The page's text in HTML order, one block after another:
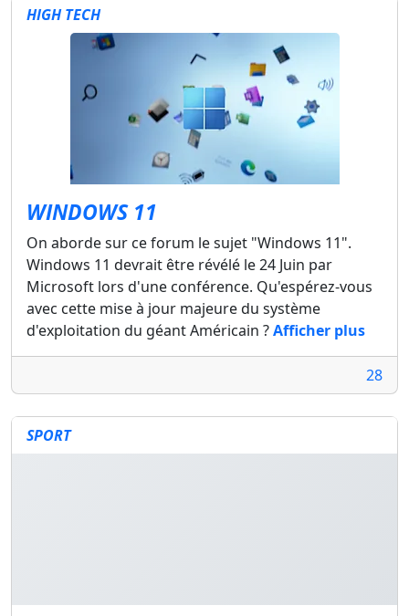
HIGH TECH
WINDOWS 11
On aborde sur ce forum le sujet "Windows 11".
Windows 11 devrait être révélé le 24 Juin par
Microsoft lors d'une conférence. Qu'espérez-vous
avec cette mise à jour majeure du système
d'exploitation du géant Américain ?Afficher plus
28
SPORT